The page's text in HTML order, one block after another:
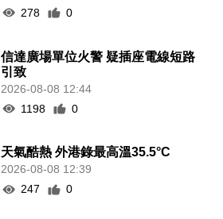
278
0
信達廣場單位火警 疑插座電線短路
引致
2026-08-08 12:44
1198
0
天氣酷熱 外港錄最高溫35.5°C
2026-08-08 12:39
247
0